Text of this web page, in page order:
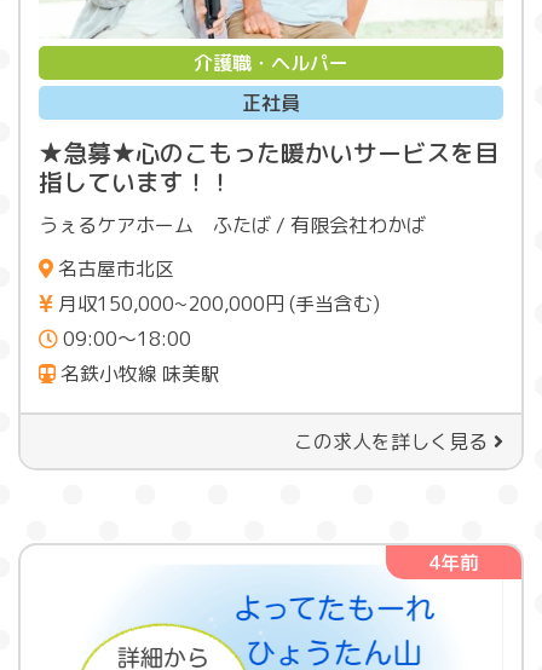
介護職・ヘルパー
正社員
★急募★心のこもった暖かいサービスを目
指しています！！
うぇるケアホーム ふたば / 有限会社わかば
名古屋市北区
月収150,000~200,000円 (手当含む)
09:00〜18:00
名鉄小牧線 味美駅
この求人を詳しく見る
4年前